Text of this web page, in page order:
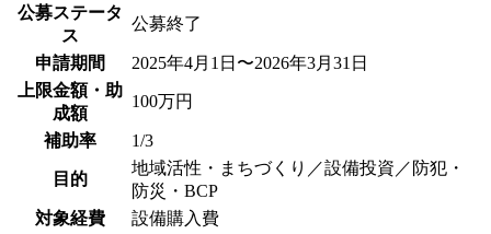
公募ステータ
ス
公募終了
申請期間
2025年4月1日〜2026年3月31日
上限金額・助
成額
100万円
補助率 1/3
目的
地域活性・まちづくり／設備投資／防犯・
防災・BCP
対象経費
設備購入費